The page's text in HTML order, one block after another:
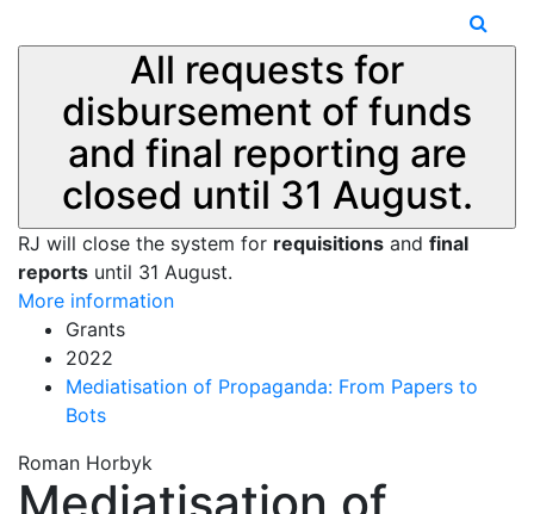
All requests for
disbursement of funds
and final reporting are
closed until 31 August.
RJ will close the system for requisitions and final
reports until 31 August.
More information
Grants
2022
Mediatisation of Propaganda: From Papers to
Bots
Roman Horbyk